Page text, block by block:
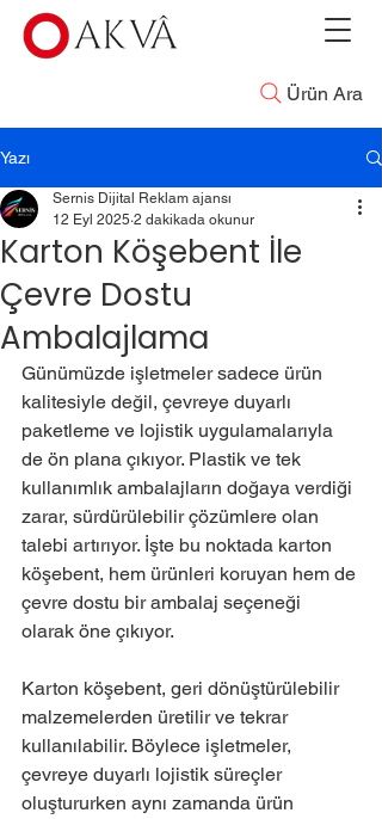
Ürün Ara
Yazı
Karton Köşebent İle
Çevre Dostu
Ambalajlama
Sernis Dijital Reklam ajansı
12 Eyl 2025 2 dakikada okunur
Günümüzde işletmeler sadece ürün
kalitesiyle değil, çevreye duyarlı
paketleme ve lojistik uygulamalarıyla
de ön plana çıkıyor. Plastik ve tek
kullanımlık ambalajların doğaya verdiği
zarar, sürdürülebilir çözümlere olan
talebi artırıyor. İşte bu noktada karton
köşebent, hem ürünleri koruyan hem de
çevre dostu bir ambalaj seçeneği
olarak öne çıkıyor.
Karton köşebent, geri dönüştürülebilir
malzemelerden üretilir ve tekrar
kullanılabilir. Böylece işletmeler,
çevreye duyarlı lojistik süreçler
oluştururken aynı zamanda ürün